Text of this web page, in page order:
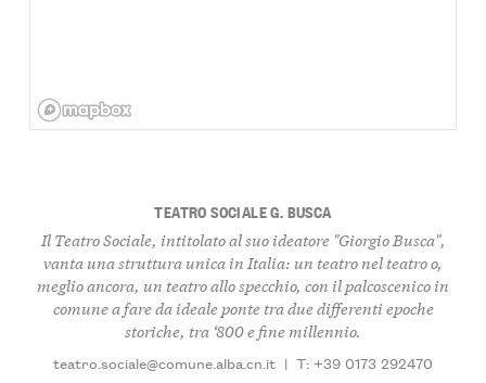
TEATRO SOCIALE G. BUSCA
Il Teatro Sociale, intitolato al suo ideatore "Giorgio Busca",
vanta una struttura unica in Italia: un teatro nel teatro o,
meglio ancora, un teatro allo specchio, con il palcoscenico in
comune a fare da ideale ponte tra due differenti epoche
storiche, tra ‘800 e fine millennio.
teatro.sociale@comune.alba.cn.it | T: +39 0173 292470